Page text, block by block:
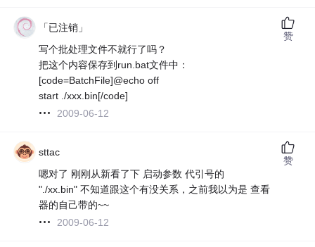
「已注销」
写个批处理文件不就行了吗？
把这个内容保存到run.bat文件中：
[code=BatchFile]@echo off
start ./xxx.bin[/code]
2009-06-12
赞
sttac
嗯对了 刚刚从新看了下 启动参数 代引号的
"./xx.bin" 不知道跟这个有没关系，之前我以为是 查看
器的自己带的~~
2009-06-12
赞